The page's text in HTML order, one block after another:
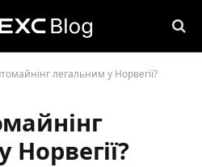
легальним у Норвегії?